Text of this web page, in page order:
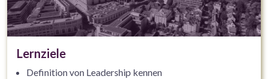
Lernziele
Definition von Leadership kennen